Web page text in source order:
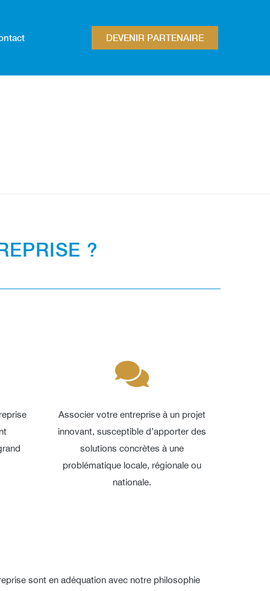
DEVENIR PARTENAIRE
?
Associer votre entreprise à un projet
innovant, susceptible d’apporter des
solutions concrètes à une
problématique locale, régionale ou
nationale.
sont en adéquation avec notre philosophie